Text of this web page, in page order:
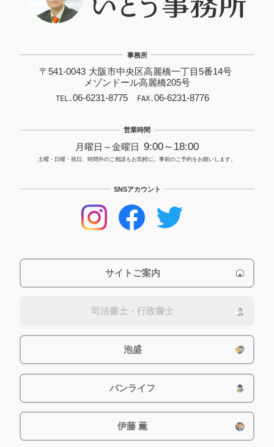
事務所
〒541-0043 大阪市中央区高麗橋一丁目5番14号
メゾンドール高麗橋205号
TEL.06-6231-8775 FAX.06-6231-8776
営業時間
月曜日～金曜日 9:00～ 18:00
土曜・日曜・祝日、時間外のご相談もお気軽に。事前のご予約をお願いします。
SNSアカウント
サイトご案内
司法書士・行政書士
泡盛
バンライフ
伊藤 薫